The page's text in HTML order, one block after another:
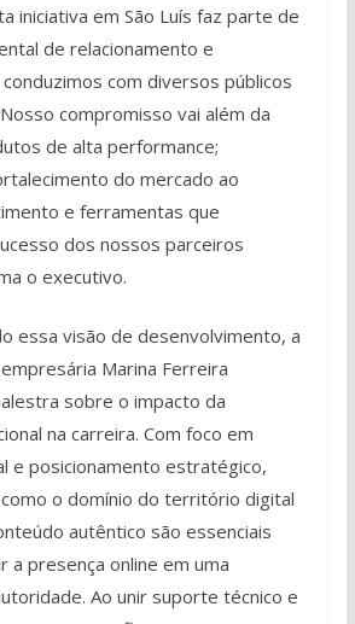
iniciativa em São Luís faz parte de
de relacionamento e
com diversos públicos
compromisso vai além da
de alta performance;
do mercado ao
e ferramentas que
dos nossos parceiros
o executivo.
essa visão de desenvolvimento, a
Marina Ferreira
sobre o impacto da
na carreira. Com foco em
e posicionamento estratégico,
o domínio do território digital
autêntico são essenciais
a presença online em uma
Ao unir suporte técnico e